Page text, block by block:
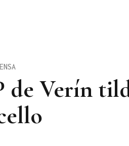
de Verín